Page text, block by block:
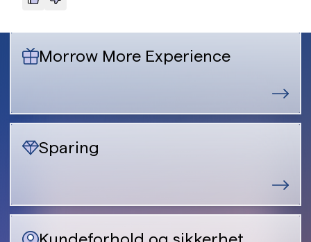
Morrow More Experience
Sparing